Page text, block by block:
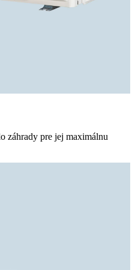
záhrady pre jej maximálnu